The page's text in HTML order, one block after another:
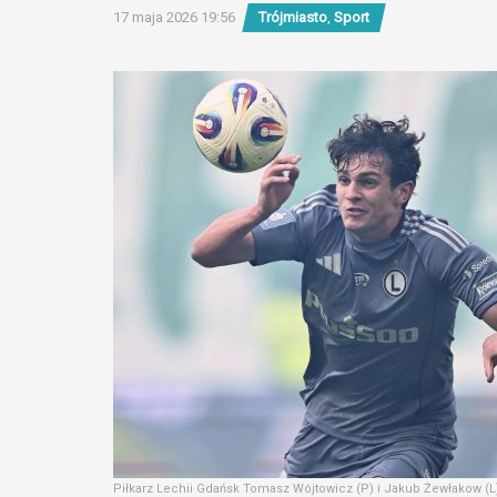
17 maja 2026 19:56 Trójmiasto Sport
Piłkarz Lechii Gdańsk Tomasz Wójtowicz (P) i Jakub Żewłakow